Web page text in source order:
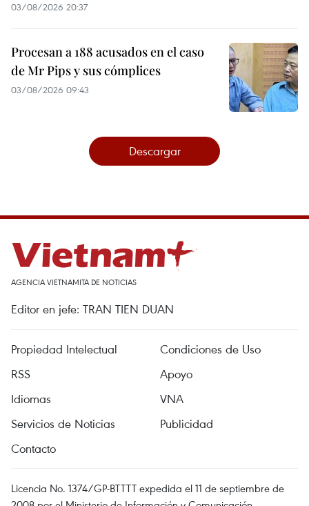
03/08/2026 20:37
Procesan a 188 acusados en el caso
de Mr Pips y sus cómplices
03/08/2026 09:43
Descargar
AGENCIA VIETNAMITA DE NOTICIAS
Editor en jefe: TRAN TIEN DUAN
Propiedad Intelectual
Condiciones de Uso
RSS
Apoyo
Idiomas
VNA
Servicios de Noticias
Publicidad
Contacto
Licencia No. 1374/GP-BTTTT expedida el 11 de septiembre de